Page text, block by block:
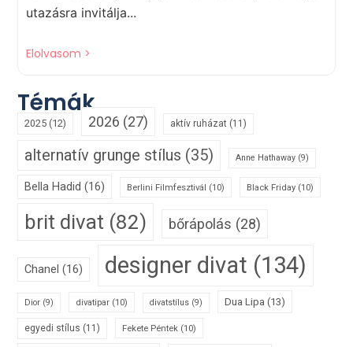
utazásra invitálja...
Elolvasom >
Témák
2025 (12) 2026 (27) aktív ruházat (11)
alternatív grunge stílus (35) Anne Hathaway (9)
Bella Hadid (16) Berlini Filmfesztivál (10) Black Friday (10)
brit divat (82) bőrápolás (28)
Chanel (16) designer divat (134)
Dior (9) divatipar (10) divatstílus (9) Dua Lipa (13)
egyedi stílus (11) Fekete Péntek (10)